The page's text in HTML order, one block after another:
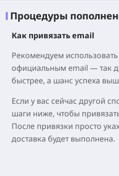
Процедуры
Как привязать email
Рекомендуем
официальным email — так
быстрее, а шанс успеха
Если у вас сейчас другой
шаги ниже, чтобы
После привязки просто
доставка будет выполнена.